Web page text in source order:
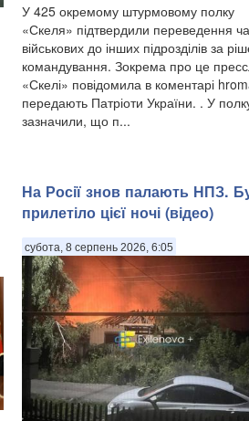
У 425 окремому штурмовому полку
«Скеля» підтвердили переведення
військових до інших підрозділів за
командування. Зокрема про це
«Скелі» повідомила в коментарі
передають Патріоти України. . У
зазначили, що п...
На Росії знов палають НПЗ.
прилетіло цієї ночі (відео)
субота, 8 серпень 2026, 6:05